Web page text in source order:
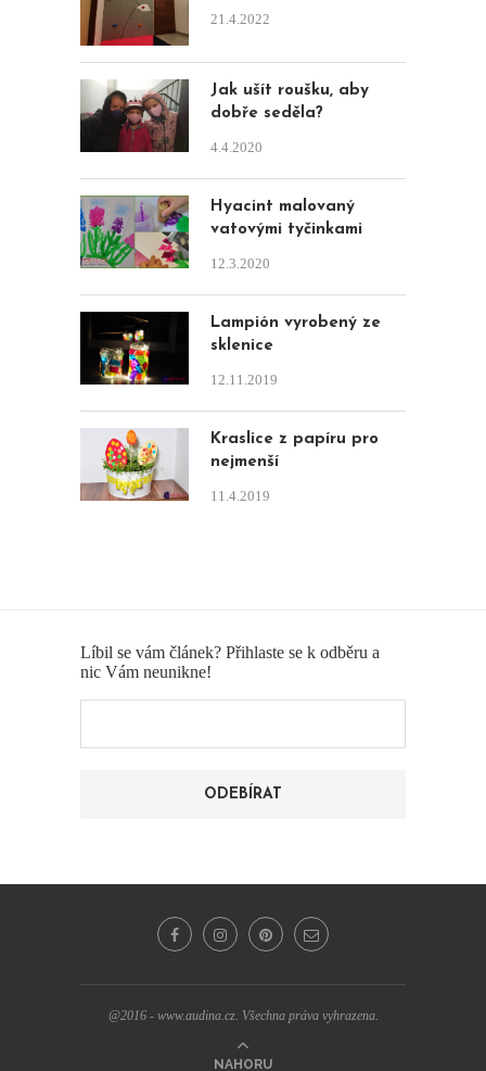
21.4.2022
Jak ušít roušku, aby
dobře seděla?
4.4.2020
Hyacint malovaný
vatovými tyčinkami
12.3.2020
Lampión vyrobený ze
sklenice
12.11.2019
Kraslice z papíru pro
nejmenší
11.4.2019
Líbil se vám článek? Přihlaste se k odběru a
nic Vám neunikne!
@2016 - www.audina.cz. Všechna práva vyhrazena.
NAHORU